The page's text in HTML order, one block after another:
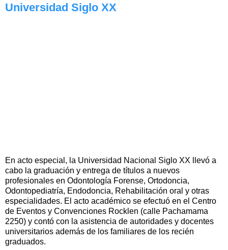
Universidad Siglo XX
En acto especial, la Universidad Nacional Siglo XX llevó a
cabo la graduación y entrega de títulos a nuevos
profesionales en Odontología Forense, Ortodoncia,
Odontopediatría, Endodoncia, Rehabilitación oral y otras
especialidades. El acto académico se efectuó en el Centro
de Eventos y Convenciones Rocklen (calle Pachamama
2250) y contó con la asistencia de autoridades y docentes
universitarios además de los familiares de los recién
graduados.